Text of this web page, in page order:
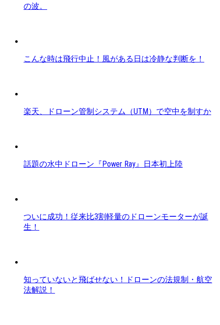
の波。
こんな時は飛行中止！風がある日は冷静な判断を！
楽天、ドローン管制システム（UTM）で空中を制すか
話題の水中ドローン『Power Ray』日本初上陸
ついに成功！従来比3割軽量のドローンモーターが誕
生！
知っていないと飛ばせない！ドローンの法規制・航空
法解説！